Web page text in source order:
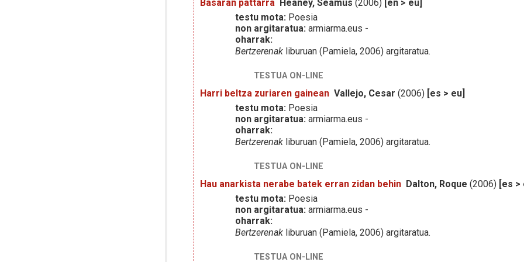
Basaran pattarra Heaney, Seamus (2006) [en > eu]
testu mota: Poesia
non argitaratua: armiarma.eus -
oharrak:
Bertzerenak liburuan (Pamiela, 2006) argitaratua.
TESTUA ON-LINE
Harri beltza zuriaren gainean Vallejo, Cesar (2006) [es > eu]
testu mota: Poesia
non argitaratua: armiarma.eus -
oharrak:
Bertzerenak liburuan (Pamiela, 2006) argitaratua.
TESTUA ON-LINE
Hau anarkista nerabe batek erran zidan behin Dalton, Roque (2006) [es
testu mota: Poesia
non argitaratua: armiarma.eus -
oharrak:
Bertzerenak liburuan (Pamiela, 2006) argitaratua.
TESTUA ON-LINE